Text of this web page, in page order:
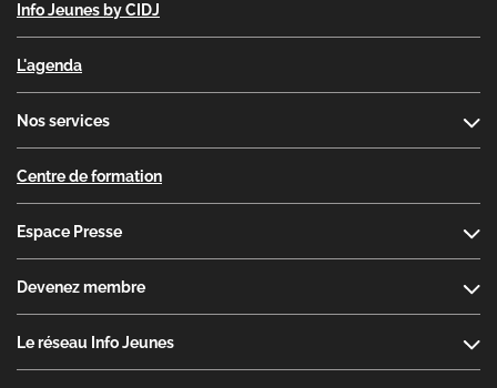
Info Jeunes by CIDJ
L'agenda
Nos services
Centre de formation
Espace Presse
Devenez membre
Le réseau Info Jeunes